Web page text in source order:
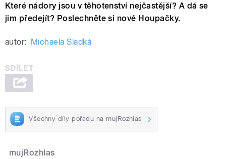
Které nádory jsou v těhotenství nejčastější? A dá se
jim předejít? Poslechněte si nové Houpačky.
autor: Michaela Sladká
Všechny díly pořadu na mujRozhlas
mujRozhlas